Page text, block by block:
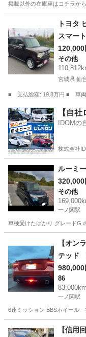
掲載以外の在庫車はコチラか
エステ
トヨタ
スマー
ミラー
ム Ａ
ディ
120,000
その他
宮城県 仙
■ 支払総額: 19.8万円 ■ 車
宮城 仙台市 その他
【自
IDOM
株式会社
ルーミ
320,000
その他
一ノ関駅
車検受けたばかり グレードG
一ノ関駅
【オン
980,000
86
一ノ関駅
6速ミッション BBSホイール
一ノ関駅
【信用